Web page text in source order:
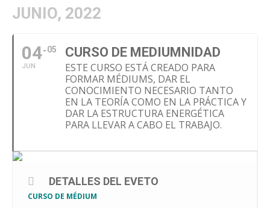
JUNIO, 2022
04
JUN
05 CURSO DE MEDIUMNIDAD
ESTE CURSO ESTÁ CREADO PARA
FORMAR MÉDIUMS, DAR EL
CONOCIMIENTO NECESARIO TANTO
EN LA TEORÍA COMO EN LA PRÁCTICA Y
DAR LA ESTRUCTURA ENERGÉTICA
PARA LLEVAR A CABO EL TRABAJO.
DETALLES DEL EVETO
CURSO DE MÉDIUM